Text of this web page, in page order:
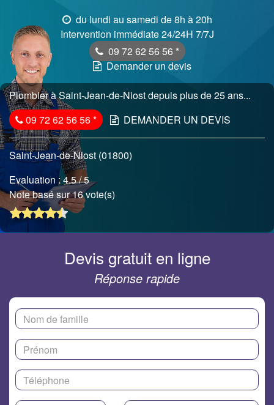
du lundi au samedi de 8h à 20h
Intervention immédiate 24/24H 7/7J
09 72 62 56 56 *
Demander un devis
Plombier à Saint-Jean-de-Niost depuis plus de 25 ans...
09 72 62 56 56* DEMANDER UN DEVIS
Saint-Jean-de-Niost (01800)
Evaluation :4.5/ 5
Note basé sur 16 vote(s)
Devis gratuit en ligne
Réponse rapide